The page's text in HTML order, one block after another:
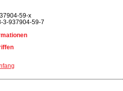
59-x
3-937904-59-7